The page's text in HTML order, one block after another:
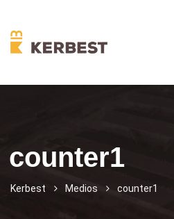
counter1
Kerbest Medios counter1